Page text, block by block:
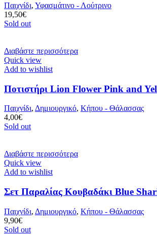
Παιχνίδι, Υφασμάτινο - Λούτρινο
19,50€
Sold out
Διαβάστε περισσότερα
Quick view
Add to wishlist
Ποτιστήρι Lion Flower Pink and
Παιχνίδι, Δημιουργικό, Κήπου - Θάλασσας
4,00€
Sold out
Διαβάστε περισσότερα
Quick view
Add to wishlist
Σετ Παραλίας Κουβαδάκι Blue
Παιχνίδι, Δημιουργικό, Κήπου - Θάλασσας
9,90€
Sold out